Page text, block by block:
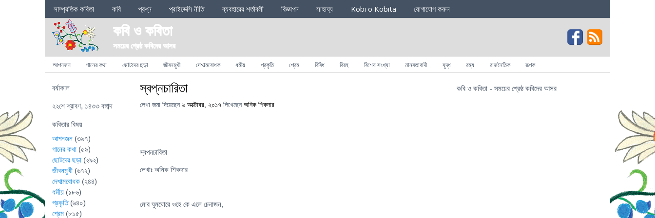
Sections
সাম্প্রতিক কবিতা কবি প্রশ্ন প্রাইভেসি নীতি ব্যবহারের শর্তাবলী বিজ্ঞাপন সাহায্য Kobi o Kobita যোগাযোগ করুন
কবি ও কবিতা
সময়ের শ্রেষ্ঠ কবিদের আসর
Categories
আপনজন গানের কথা ছোটদের ছড়া জীবনমুখী দেশাত্মবোধক ধর্মীয় প্রকৃতি প্রেম বিবিধ বিরহ বিশেষ সংখ্যা মানবতাবাদী যুদ্ধ রম্য রাজনৈতিক রূপক
স্বপ্নচারিতা
লেখা জমা দিয়েছেন ৬ অক্টোবর, ২০১৭ লিখেছেন অনিক শিকদার
স্বপনচারিতা
লেখাঃ অনিক শিকদার
মোর ঘুমঘোরে ওহে কে এলে চেনাজন,
বর্ষাকাল
২২শে শ্রাবণ, ১৪৩৩ বঙ্গাব্দ
কবিতার বিষয়
আপনজন (৩৯৭)
গানের কথা (৫৯)
ছোটদের ছড়া (২৯২)
জীবনমুখী (৬৭২)
দেশাত্মবোধক (২৪৪)
ধর্মীয় (১৮৬)
প্রকৃতি(৬৪০)
প্রেম (৮১৫)
কবি ও কবিতা - সময়ের শ্রেষ্ঠ কবিদের আসর